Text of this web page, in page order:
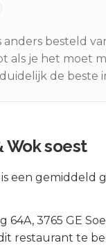
anders besteld
als je het moet
de beste
Wok soest
is een gemiddeld
64A, 3765 GE
restaurant te